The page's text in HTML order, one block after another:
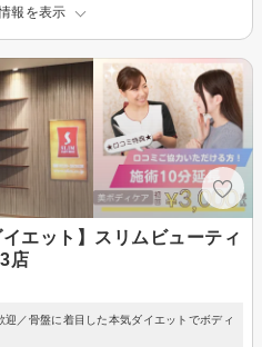
報を表示
エット】スリムビューティ
店
迎／骨盤に着目した本気ダイエットでボディ